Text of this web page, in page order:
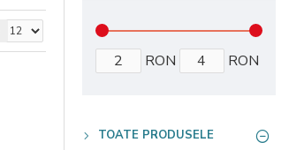
RON RON
TOATE PRODUSELE